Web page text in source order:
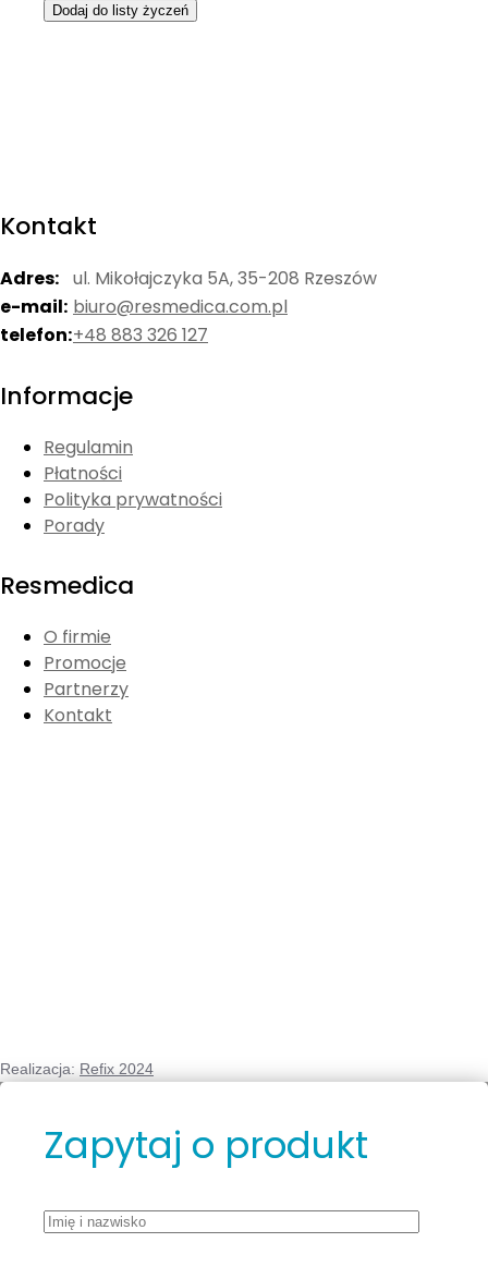
Dodaj do listy życzeń
Kontakt
Adres: ul. Mikołajczyka 5A, 35-208 Rzeszów
e-mail: biuro@resmedica.com.pl
telefon:+48 883 326 127
Informacje
Regulamin
Płatności
Polityka prywatności
Porady
Resmedica
O firmie
Promocje
Partnerzy
Kontakt
Realizacja: Refix 2024
Zapytaj o produkt